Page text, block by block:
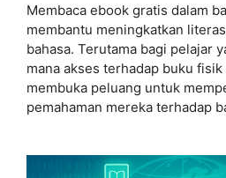
Membaca ebook gratis dalam
membantu meningkatkan
bahasa. Terutama bagi pelajar
mana akses terhadap buku
membuka peluang untuk
pemahaman mereka terhadap